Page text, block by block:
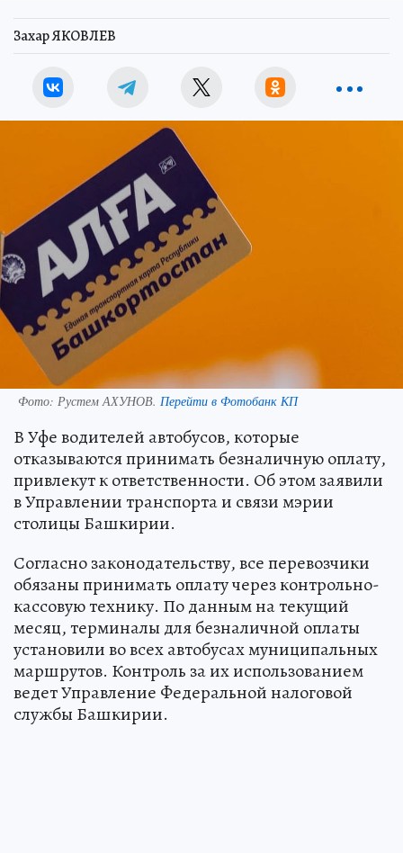
Захар ЯКОВЛЕВ
Фото: Рустем АХУНОВ. Перейти в Фотобанк КП
В Уфе водителей автобусов, которые
отказываются принимать безналичную оплату,
привлекут к ответственности. Об этом заявили
в Управлении транспорта и связи мэрии
столицы Башкирии.
Согласно законодательству, все перевозчики
обязаны принимать оплату через контрольно-
кассовую технику. По данным на текущий
месяц, терминалы для безналичной оплаты
установили во всех автобусах муниципальных
маршрутов. Контроль за их использованием
ведет Управление Федеральной налоговой
службы Башкирии.